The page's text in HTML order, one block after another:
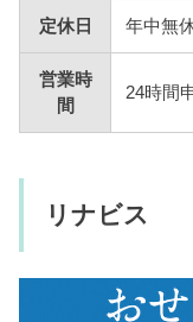
定休日 年中無
営業時
間
24時間
リナビス